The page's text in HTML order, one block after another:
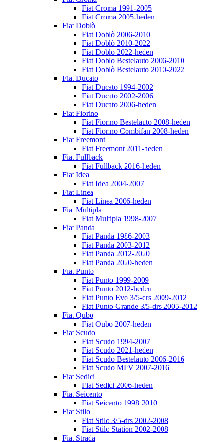
Fiat Croma 1991-2005
Fiat Croma 2005-heden
Fiat Doblò
Fiat Doblò 2006-2010
Fiat Doblò 2010-2022
Fiat Doblo 2022-heden
Fiat Doblò Bestelauto 2006-2010
Fiat Doblò Bestelauto 2010-2022
Fiat Ducato
Fiat Ducato 1994-2002
Fiat Ducato 2002-2006
Fiat Ducato 2006-heden
Fiat Fiorino
Fiat Fiorino Bestelauto 2008-heden
Fiat Fiorino Combifan 2008-heden
Fiat Freemont
Fiat Freemont 2011-heden
Fiat Fullback
Fiat Fullback 2016-heden
Fiat Idea
Fiat Idea 2004-2007
Fiat Linea
Fiat Linea 2006-heden
Fiat Multipla
Fiat Multipla 1998-2007
Fiat Panda
Fiat Panda 1986-2003
Fiat Panda 2003-2012
Fiat Panda 2012-2020
Fiat Panda 2020-heden
Fiat Punto
Fiat Punto 1999-2009
Fiat Punto 2012-heden
Fiat Punto Evo 3/5-drs 2009-2012
Fiat Punto Grande 3/5-drs 2005-2012
Fiat Qubo
Fiat Qubo 2007-heden
Fiat Scudo
Fiat Scudo 1994-2007
Fiat Scudo 2021-heden
Fiat Scudo Bestelauto 2006-2016
Fiat Scudo MPV 2007-2016
Fiat Sedici
Fiat Sedici 2006-heden
Fiat Seicento
Fiat Seicento 1998-2010
Fiat Stilo
Fiat Stilo 3/5-drs 2002-2008
Fiat Stilo Station 2002-2008
Fiat Strada